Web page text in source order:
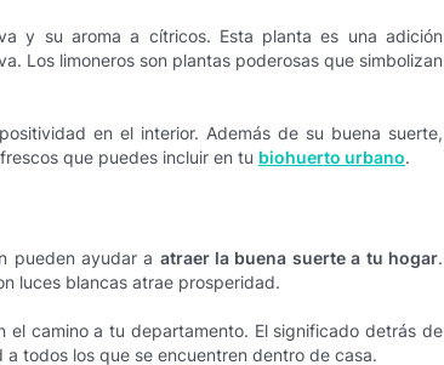
y su aroma a cítricos. Esta planta es una adición
Los limoneros son plantas poderosas que simbolizan
en el interior. Además de su buena suerte,
que puedes incluir en tu biohuerto urbano.
pueden ayudar a atraer la buena suerte a tu hogar.
luces blancas atrae prosperidad.
el camino a tu departamento. El significado detrás de
todos los que se encuentren dentro de casa.